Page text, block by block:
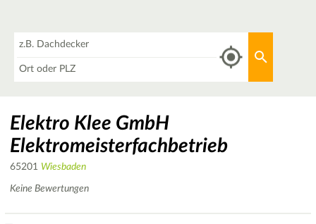
Elektro Klee GmbH
Elektromeisterfachbetrieb
65201 Wiesbaden
Keine Bewertungen